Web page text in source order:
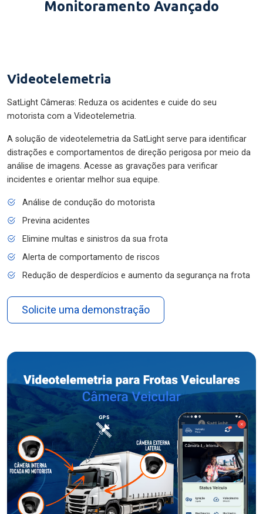
Monitoramento Avançado
Videotelemetria
SatLight Câmeras: Reduza os acidentes e cuide do seu
motorista com a Videotelemetria.
A solução de videotelemetria da SatLight serve para identificar
distrações e comportamentos de direção perigosa por meio da
análise de imagens. Acesse as gravações para verificar
incidentes e orientar melhor sua equipe.
Análise de condução do motorista
Previna acidentes
Elimine multas e sinistros da sua frota
Alerta de comportamento de riscos
Redução de desperdícios e aumento da segurança na frota
Solicite uma demonstração